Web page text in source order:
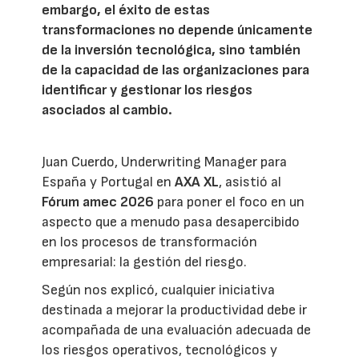
embargo, el éxito de estas
transformaciones no depende únicamente
de la inversión tecnológica, sino también
de la capacidad de las organizaciones para
identificar y gestionar los riesgos
asociados al cambio.
Juan Cuerdo, Underwriting Manager para
España y Portugal enAXA XL, asistió al
Fórum amec 2026 para poner el foco en un
aspecto que a menudo pasa desapercibido
en los procesos de transformación
empresarial: la gestión del riesgo.
Según nos explicó, cualquier iniciativa
destinada a mejorar la productividad debe ir
acompañada de una evaluación adecuada de
los riesgos operativos, tecnológicos y